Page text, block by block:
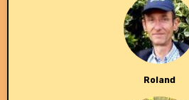
Roland